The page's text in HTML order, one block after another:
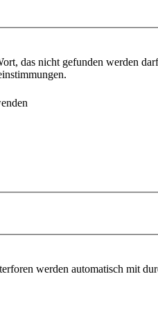
das nicht gefunden werden
werden automatisch mit